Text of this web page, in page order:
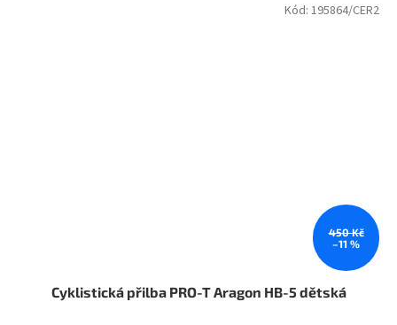
450 Kč
–11 %
Cyklistická přilba PRO-T Aragon HB-5 dětská
Kód: 195864/CER2